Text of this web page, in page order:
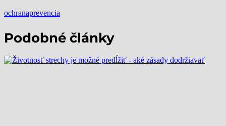
ochranaprevencia
Podobné články